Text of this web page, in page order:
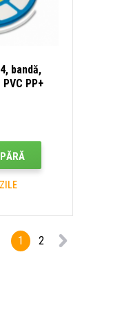
bandă,
PP+
1 2